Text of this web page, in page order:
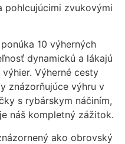
pohlcujúcimi zvukovými
10 výherných
dynamickú a lákajú
Výherné cesty
znázorňujúce výhru v
s rybárskym náčiním,
náš kompletný zážitok.
ako obrovský